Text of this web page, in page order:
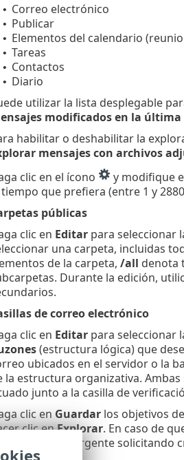
• Correo electrónico
• Publicar
• Elementos del calendario
• Tareas
• Contactos
• Diario
utilizar la lista desplegable
modificados en la última
habilitar o deshabilitar la
mensajes con archivos
clic en el ícono
y modifique
que prefiera (entre 1 y
públicas
clic en Editarpara seleccionar
una carpeta, incluidas
de la carpeta, /all denota
Durante la edición,
de correo electrónico
clic en Editarpara seleccionar
(estructura lógica) que
ubicados en el servidor o la
la estructura organizativa.
junto a la casilla de
clic en Guardar los objetivos
clic enExplorar. En caso de
ventana emergente solicitando